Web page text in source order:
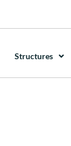
Structures